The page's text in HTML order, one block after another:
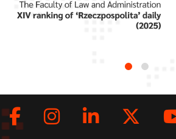
Social
menu
Facebook